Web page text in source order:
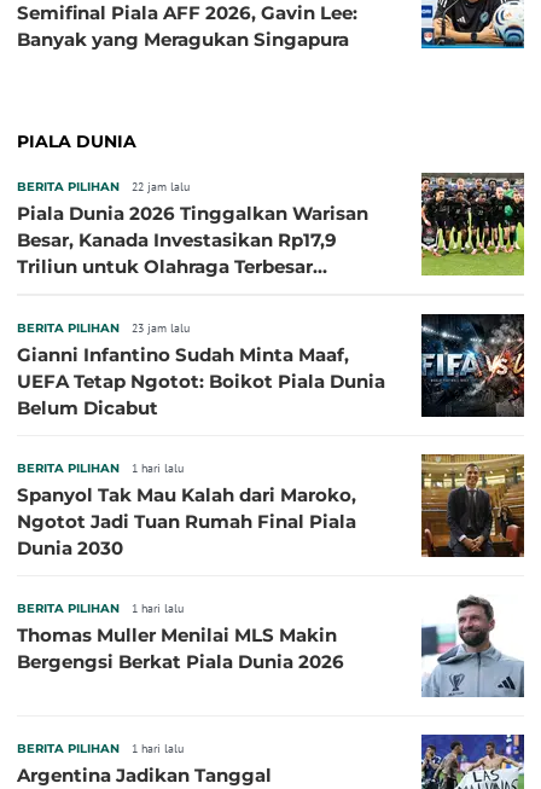
Semifinal Piala AFF 2026, Gavin Lee:
Banyak yang Meragukan Singapura
PIALA DUNIA
BERITA PILIHAN 22 jam lalu
Piala Dunia 2026 Tinggalkan Warisan
Besar, Kanada Investasikan Rp17,9
Triliun untuk Olahraga Terbesar
BERITA PILIHAN 23 jam lalu
Gianni Infantino Sudah Minta Maaf,
UEFA Tetap Ngotot: Boikot Piala Dunia
Belum Dicabut
BERITA PILIHAN 1 hari lalu
Spanyol Tak Mau Kalah dari Maroko,
Ngotot Jadi Tuan Rumah Final Piala
Dunia 2030
BERITA PILIHAN 1 hari lalu
Thomas Muller Menilai MLS Makin
Bergengsi Berkat Piala Dunia 2026
BERITA PILIHAN 1 hari lalu
Argentina Jadikan Tanggal